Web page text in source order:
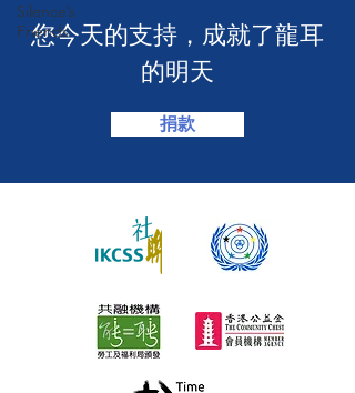
Silence’s
Friends
​您今天的支持，成就了龍耳
的明天
捐款